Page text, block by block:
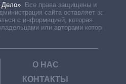
Дело» Все права защищены и
сайта оставляет за
с информацией, которая
или авторами которой
О НАС
КОНТАКТЫ